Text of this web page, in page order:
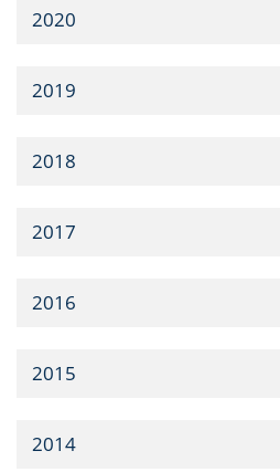
2020
2019
2018
2017
2016
2015
2014